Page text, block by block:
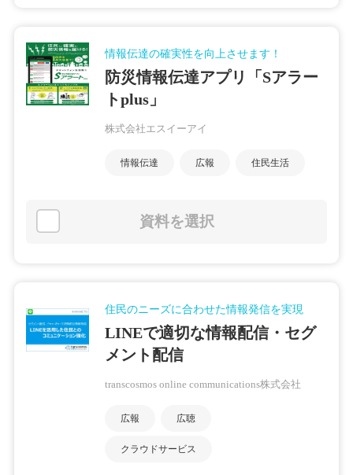
情報伝達の確実性を向上させます！
防災情報伝達アプリ「Sアラー
トplus」
株式会社エスイーアイ
情報伝達 広報 住民生活
資料を選択
住民のニーズに合わせた情報発信を実現
LINEで適切な情報配信・セグ
メント配信
transcosmos online communications株式会社
広報 広聴
クラウドサービス